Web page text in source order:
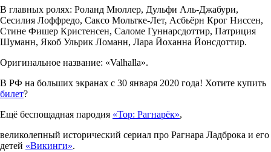
В главных ролях: Роланд Мюллер, Дульфи Аль-Джабури,
Сесилия Лоффредо, Саксо Мольтке-Лет, Асбьёрн Крог Ниссен,
Стине Фишер Кристенсен, Саломе Гуннарсдоттир, Патриция
Шуманн, Якоб Ульрик Ломанн, Лара Йоханна Йонсдоттир.
Оригинальное название: «Valhalla».
В РФ на больших экранах с 30 января 2020 года! Хотите купить
билет?
Ещё беспощадная пародия «Тор: Рагнарёк»,
великолепный исторический сериал про Рагнара Ладброка и его
детей «Викинги».